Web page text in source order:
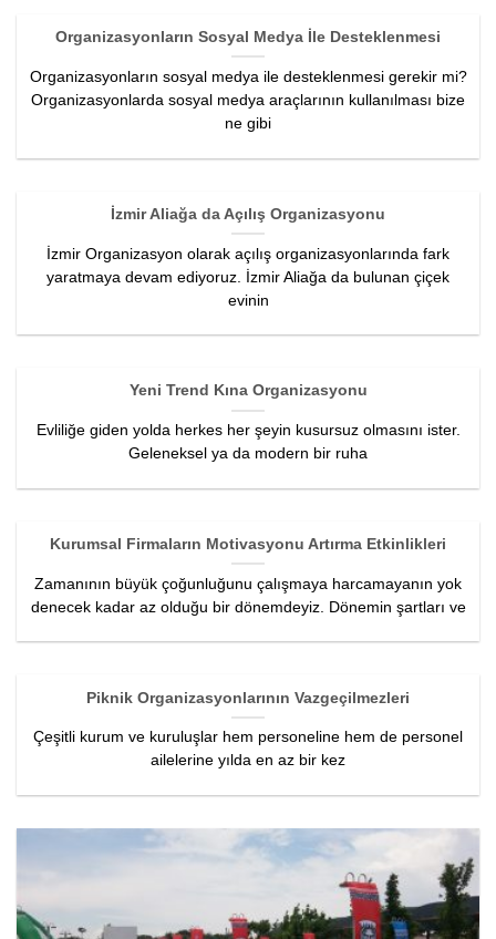
Organizasyonların Sosyal Medya İle Desteklenmesi
Organizasyonların sosyal medya ile desteklenmesi gerekir mi?
Organizasyonlarda sosyal medya araçlarının kullanılması bize
ne gibi
İzmir Aliağa da Açılış Organizasyonu
İzmir Organizasyon olarak açılış organizasyonlarında fark
yaratmaya devam ediyoruz. İzmir Aliağa da bulunan çiçek
evinin
Yeni Trend Kına Organizasyonu
Evliliğe giden yolda herkes her şeyin kusursuz olmasını ister.
Geleneksel ya da modern bir ruha
Kurumsal Firmaların Motivasyonu Artırma Etkinlikleri
Zamanının büyük çoğunluğunu çalışmaya harcamayanın yok
denecek kadar az olduğu bir dönemdeyiz. Dönemin şartları ve
Piknik Organizasyonlarının Vazgeçilmezleri
Çeşitli kurum ve kuruluşlar hem personeline hem de personel
ailelerine yılda en az bir kez